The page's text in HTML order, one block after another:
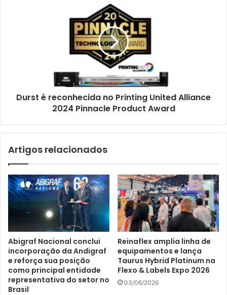
Product
Durst é reconhecida no Printing United Alliance
2024 Pinnacle Product Award
Artigos relacionados
Abigraf Nacional conclui
incorporação da Andigraf
e reforça sua posição
como principal entidade
representativa do setor no
Brasil
Reinaflex amplia linha de
equipamentos e lança
Taurus Hybrid Platinum na
Flexo & Labels Expo 2026
03/06/2026